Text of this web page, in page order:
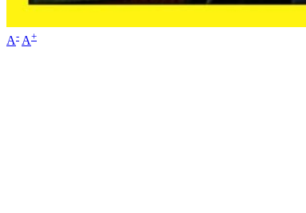
A- A+